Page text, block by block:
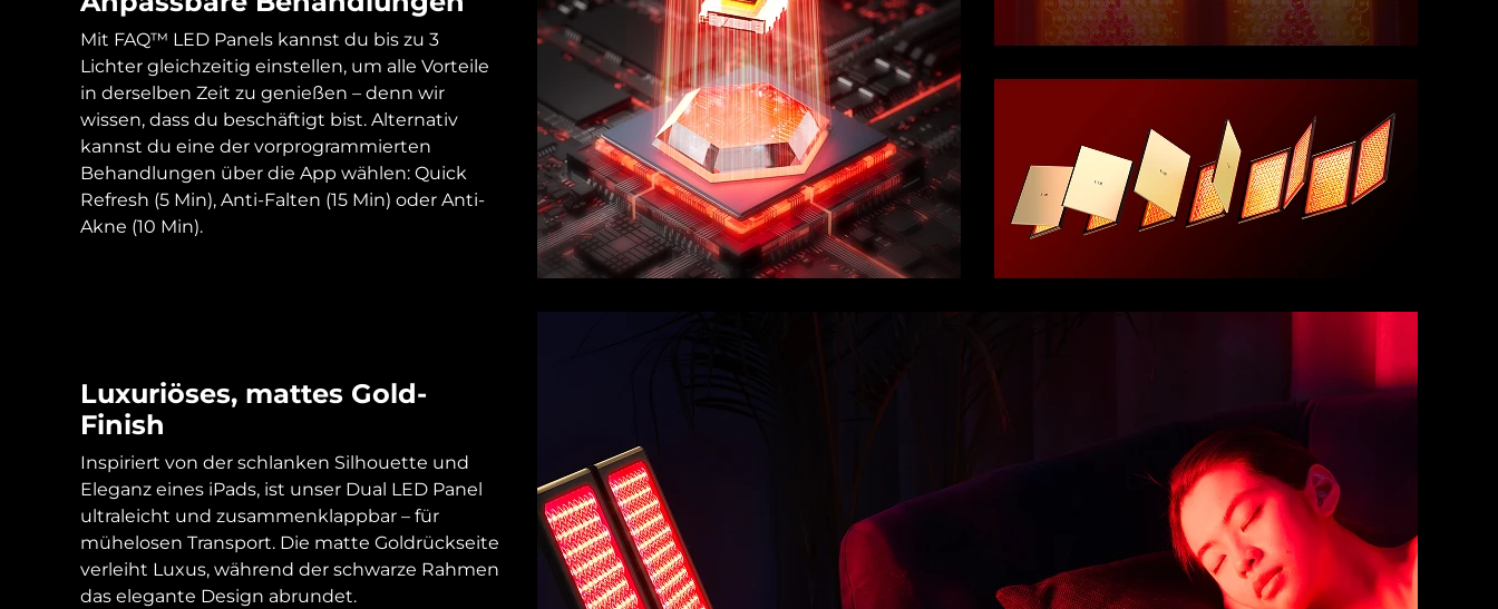
Mit FAQ™ LED Panels kannst du bis zu 3
Lichter gleichzeitig einstellen, um alle Vorteile
in derselben Zeit zu genießen – denn wir
wissen, dass du beschäftigt bist. Alternativ
kannst du eine der vorprogrammierten
Behandlungen über die App wählen: Quick
Refresh (5 Min), Anti-Falten (15 Min) oder Anti-
Akne (10 Min).
Luxuriöses, mattes Gold-
Finish
Inspiriert von der schlanken Silhouette und
Eleganz eines iPads, ist unser Dual LED Panel
ultraleicht und zusammenklappbar – für
mühelosen Transport. Die matte Goldrückseite
verleiht Luxus, während der schwarze Rahmen
das elegante Design abrundet.
All acne treatment devices
All revitalizing eye massagers
KIWI™ skincare
Advanced pore care essentials
Serum
For healthy hair
issa™ Teeth Whitening Gel
18% PAP
Kosmetik Männer
Kaufe alles